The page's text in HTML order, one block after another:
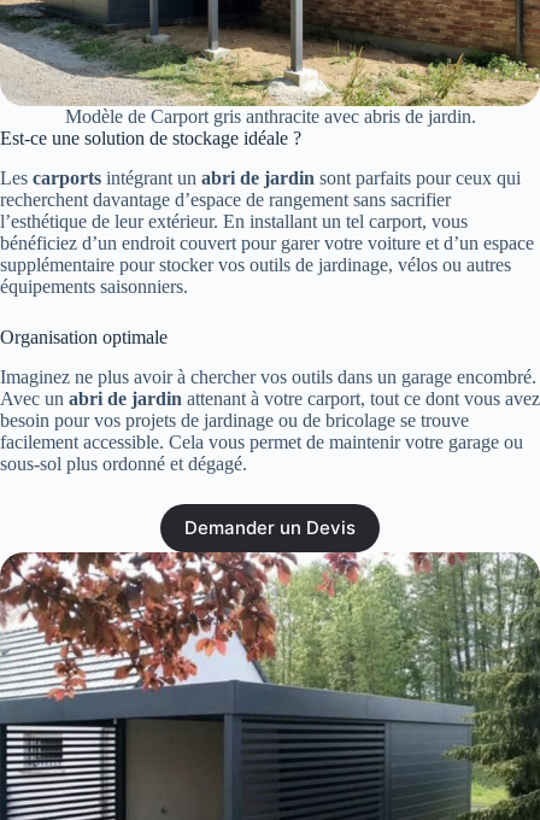
Modèle de Carport gris anthracite avec abris de jardin.
Est-ce une solution de stockage idéale ?
Les carports intégrant un abri de jardin sont parfaits pour ceux qui
recherchent davantage d’espace de rangement sans sacrifier
l’esthétique de leur extérieur. En installant un tel carport, vous
bénéficiez d’un endroit couvert pour garer votre voiture et d’un espace
supplémentaire pour stocker vos outils de jardinage, vélos ou autres
équipements saisonniers.
Organisation optimale
Imaginez ne plus avoir à chercher vos outils dans un garage encombré.
Avec un abri de jardin attenant à votre carport, tout ce dont vous avez
besoin pour vos projets de jardinage ou de bricolage se trouve
facilement accessible. Cela vous permet de maintenir votre garage ou
sous-sol plus ordonné et dégagé.
Demander un Devis